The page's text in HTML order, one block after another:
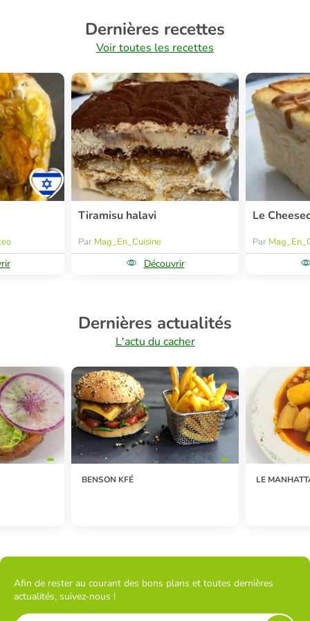
Dernières recettes
Voir toutes les recettes
Tiramisu halavi
Par Mag_En_Cuisine
Découvrir
Le
Par
Dernières actualités
L'actu du cacher
BENSON KFÉ LE
Afin de rester au courant des bons plans et toutes dernières
actualités, suivez-nous !